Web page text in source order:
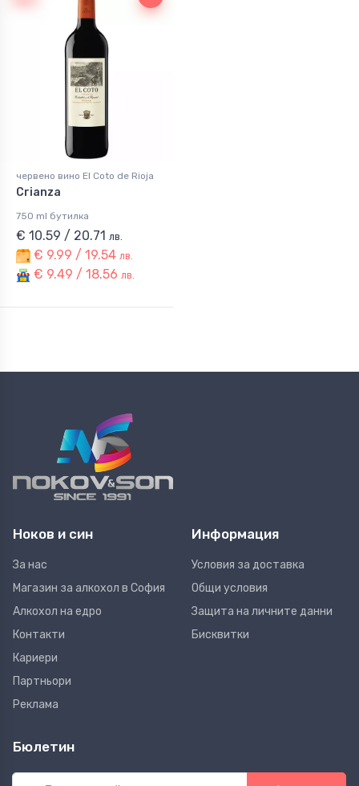
червено вино El Coto de Rioja
Crianza
750 ml бутилка
€ 10.59 / 20.71 лв.
€ 9.99 / 19.54 лв.
€ 9.49 / 18.56 лв.
Ноков и син
За нас
Магазин за алкохол в София
Алкохол на едро
Контакти
Кариери
Партньори
Реклама
Информация
Условия за доставка
Общи условия
Защита на личните данни
Бисквитки
Бюлетин